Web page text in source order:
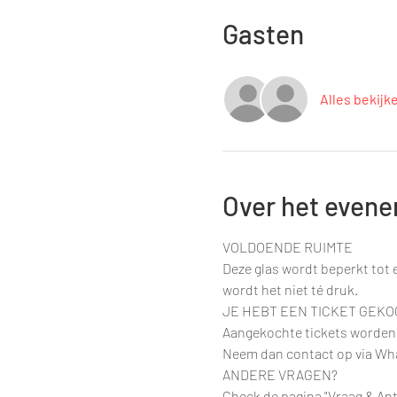
Gasten
Alles
Over het
VOLDOENDE RUIMTE
Deze glas wordt beperkt tot
wordt het niet té druk.
JE HEBT EEN TICKET
Aangekochte tickets
Neem dan contact op via
ANDERE VRAGEN?